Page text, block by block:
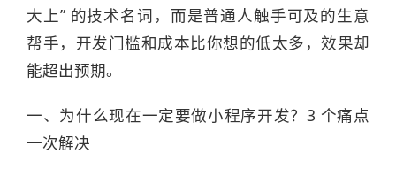
大上” 的技术名词，而是普通人触手可及的生意
帮手，开发门槛和成本比你想的低太多，效果却
能超出预期。​
一、为什么现在一定要做小程序开发？3 个痛点
一次解决​